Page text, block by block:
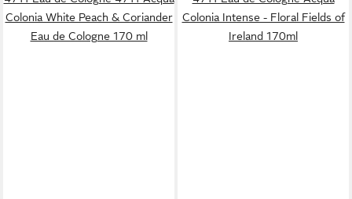
Colonia White Peach & Coriander
Eau de Cologne 170 ml
Colonia Intense - Floral Fields of
Ireland 170ml